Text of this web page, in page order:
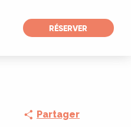
RÉSERVER
Partager